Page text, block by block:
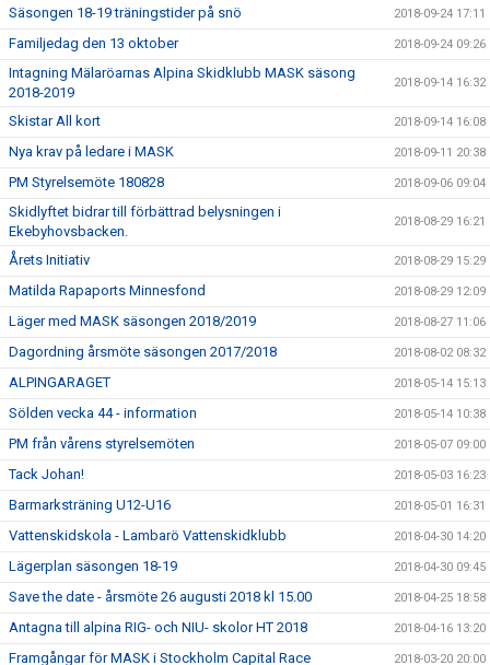
Säsongen 18-19 träningstider på snö 2018-09-24 17:11
Familjedag den 13 oktober 2018-09-24 09:26
Intagning Mälaröarnas Alpina Skidklubb MASK säsong
2018-2019
2018-09-14 16:32
Skistar All kort 2018-09-14 16:08
Nya krav på ledare i MASK 2018-09-11 20:38
PM Styrelsemöte 180828 2018-09-06 09:04
Skidlyftet bidrar till förbättrad belysningen i
Ekebyhovsbacken.
2018-08-29 16:21
Årets Initiativ 2018-08-29 15:29
Matilda Rapaports Minnesfond 2018-08-29 12:09
Läger med MASK säsongen 2018/2019 2018-08-27 11:06
Dagordning årsmöte säsongen 2017/2018 2018-08-02 08:32
ALPINGARAGET 2018-05-14 15:13
Sölden vecka 44 - information 2018-05-14 10:38
PM från vårens styrelsemöten 2018-05-07 09:00
Tack Johan! 2018-05-03 16:23
Barmarksträning U12-U16 2018-05-01 16:31
Vattenskidskola - Lambarö Vattenskidklubb 2018-04-30 14:20
Lägerplan säsongen 18-19 2018-04-30 09:45
Save the date - årsmöte 26 augusti 2018 kl 15.00 2018-04-25 18:58
Antagna till alpina RIG- och NIU- skolor HT 2018 2018-04-16 13:20
Framgångar för MASK i Stockholm Capital Race 2018-03-20 20:00